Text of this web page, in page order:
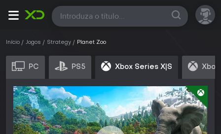
Todas
Início Jogos Strategy Planet Zoo
PC PS5 Xbox Series X|S